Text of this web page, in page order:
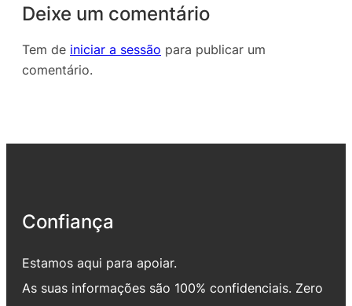
Deixe um comentário
Tem de iniciar a sessão para publicar um
comentário.
Confiança
Estamos aqui para apoiar.
As suas informações são 100% confidenciais. Zero